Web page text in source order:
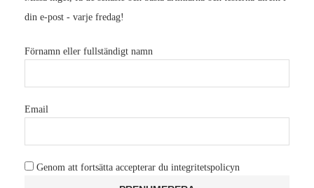
din e-post - varje fredag!
Förnamn eller fullständigt namn
Email
Genom att fortsätta accepterar du integritetspolicyn